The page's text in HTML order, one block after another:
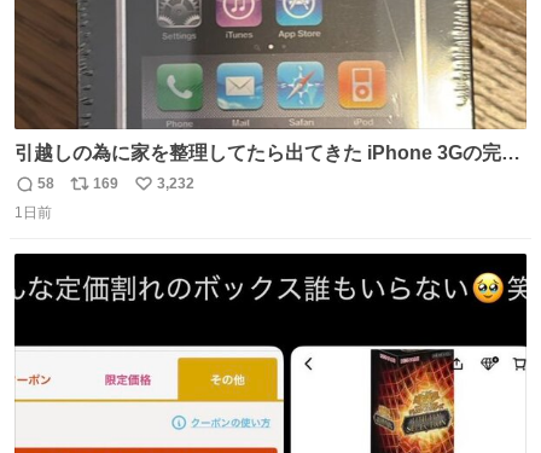
引越しの為に家を整理してたら出てきた iPhone 3Gの完全
未開封品 かなり前に楽天だかで買った多分未使用のデモ機
で-が出るのだと思うんだよね ヤフオクで売れてない190万
返
信
58
リ
ト
数
169
い
数
3,232
1日前